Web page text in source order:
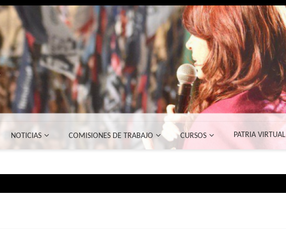
NOTICIAS COMISIONES DE TRABAJO CURSOS PATRIA VIRTUAL